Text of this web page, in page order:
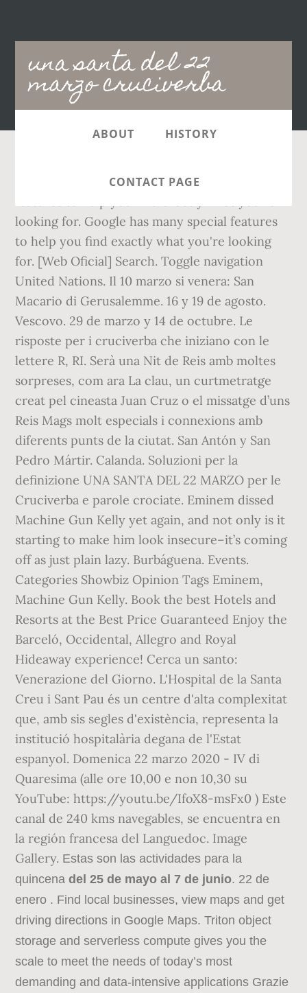
una santa del 22
marzo cruciverba
Main
navigation
ABOUT HISTORY
CONTACT PAGE
Editions it en. 8 días. Google has many special
looking for. Google has many special features
to help you find exactly what you're looking
for. [Web Oficial] Search. Toggle navigation
United Nations. Il 10 marzo si venera: San
Macario di Gerusalemme. 16 y 19 de agosto.
Vescovo. 29 de marzo y 14 de octubre. Le
risposte per i cruciverba che iniziano con le
lettere R, RI. Serà una Nit de Reis amb moltes
sorpreses, com ara La clau, un curtmetratge
creat pel cineasta Juan Cruz o el missatge d’uns
Reis Mags molt especials i connexions amb
diferents punts de la ciutat. San Antón y San
Pedro Mártir. Calanda. Soluzioni per la
definizione UNA SANTA DEL 22 MARZO per le
Cruciverba e parole crociate. Eminem dissed
Machine Gun Kelly yet again, and not only is it
starting to make him look insecure–it’s coming
off as just plain lazy. Burbáguena. Events.
Categories Showbiz Opinion Tags Eminem,
Machine Gun Kelly. Book the best Hotels and
Resorts at the Best Price Guaranteed Enjoy the
Barceló, Occidental, Allegro and Royal
Hideaway experience! Cerca un santo:
Venerazione del Giorno. L'Hospital de la Santa
Creu i Sant Pau és un centre d'alta complexitat
que, amb sis segles d'existència, representa la
institució hospitalària degana de l'Estat
espanyol. Domenica 22 marzo 2020 - IV di
Quaresima (alle ore 10,00 e non 10,30 su
YouTube: https://youtu.be/IfoX8-msFx0 ) Este
canal de 240 kms navegables, se encuentra en
la región francesa del Languedoc. Image
Gallery. Estas son las actividades para la
quincenadel 25 de mayo al 7 de junio. 22 de
enero . Find local businesses, view maps and get
driving directions in Google Maps. Triton object
storage and serverless compute gives you the
scale to meet the needs of today’s most
demanding and data-intensive applications Grazie